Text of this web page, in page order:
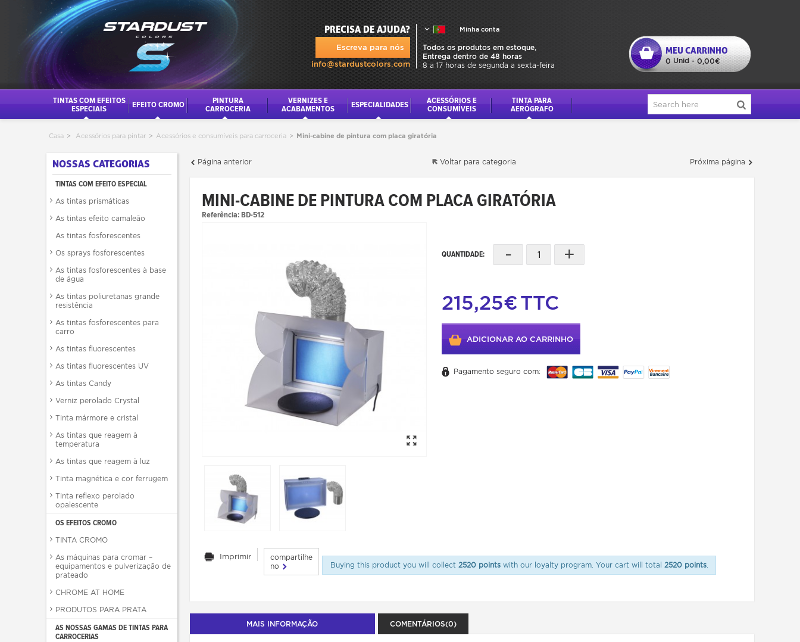
MEU CARRINHO
0 Unid - 0,00€
PRECISA DE AJUDA?
Escreva para nós
info@stardustcolors.com
Minha conta
Todos os produtos em estoque,
Entrega dentro de 48 horas
8 a 17 horas de segunda a sexta-feira
TINTAS COM EFEITOS
ESPECIAIS
EFEITO CROMO
PINTURA
CARROCERIA
VERNIZES E
ACABAMENTOS
ESPECIALIDADES
ACESSÓRIOS E
CONSUMÍVEIS
TINTA PARA
AERÓGRAFO
Casa > Acessórios para pintar > Acessórios e consumíveis para carroceria > Mini-cabine de pintura com placa giratória
NOSSAS CATEGORIAS
TINTAS COM EFEITO ESPECIAL
As tintas prismáticas
As tintas efeito camaleão
As tintas fosforescentes
Os sprays fosforescentes
As tintas fosforescentes à base
de água
As tintas poliuretanas grande
resistência
As tintas fosforescentes para
carro
As tintas fluorescentes
As tintas fluorescentes UV
As tintas Candy
Verniz perolado Crystal
Tinta mármore e cristal
As tintas que reagem à
temperatura
As tintas que reagem à luz
Tinta magnética e cor ferrugem
Tinta reflexo perolado
opalescente
OS EFEITOS CROMO
TINTA CROMO
As máquinas para cromar –
equipamentos e pulverização de
prateado
CHROME AT HOME
PRODUTOS PARA PRATA
AS NOSSAS GAMAS DE TINTAS PARA
CARROCERIAS
Página anterior Próxima página
Voltar para categoria
MINI-CABINE DE PINTURA COM PLACA GIRATÓRIA
Referência:BD-512
QUANTIDADE: - +
215,25€TTC
ADICIONAR AO CARRINHO
Pagamento seguro com:
Imprimir
compartilhe
no
Buying this product you will collect 2520 pointswith our loyalty program. Your cart will total 2520 points.
MAIS INFORMAÇÃO COMENTÁRIOS(0)